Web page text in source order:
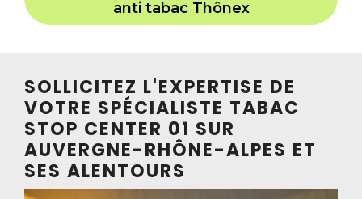
anti tabac Thônex
SOLLICITEZ L'EXPERTISE DE
VOTRE SPÉCIALISTE TABAC
STOP CENTER 01 SUR
AUVERGNE-RHÔNE-ALPES ET
SES ALENTOURS